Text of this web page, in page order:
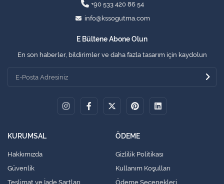
+90 533 420 86 54
info@kssogutma.com
E Bültene Abone Olun
En son haberler, bildirimler ve daha fazla tasarım için kaydolun
KURUMSAL
Hakkımızda
Güvenlik
Teslimat ve İade Şartları
ÖDEME
Gizlilik Politikası
Kullanım Koşulları
Ödeme Seçenekleri